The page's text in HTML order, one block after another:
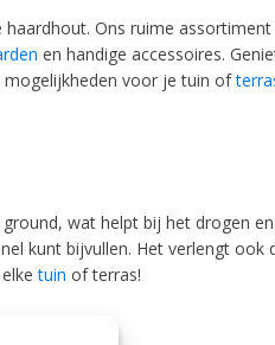
Ons ruime
en handige accessoires.
mogelijkheden voor je tuin of
wat helpt bij het drogen
kunt bijvullen. Het verlengt ook
elketuin of terras!